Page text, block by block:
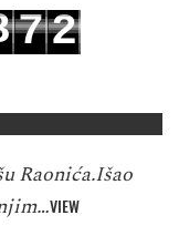
72
Raonića.Išao
VIEW